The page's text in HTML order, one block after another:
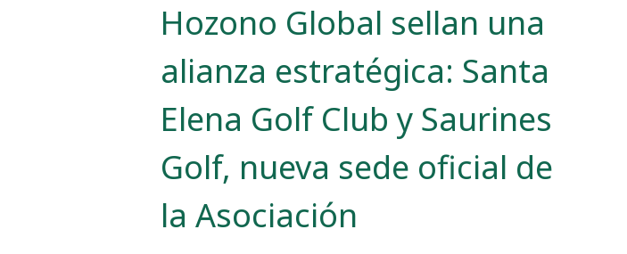
Hozono Global sellan una
alianza estratégica: Santa
Elena Golf Club y Saurines
Golf, nueva sede oficial de
la Asociación